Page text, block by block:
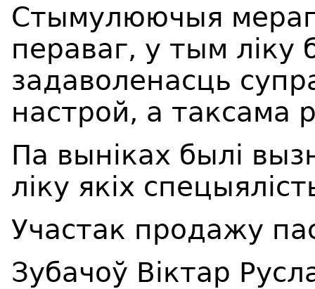
Стымулюючыя
пераваг, у тым
задаволенасць
настрой, а таксама
Па выніках былі
ліку якіх
Участак продажу
Зубачоў Віктар